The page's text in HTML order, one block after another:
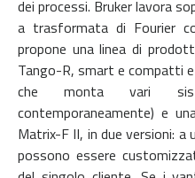
dei processi. Bruker lavora
a trasformata di Fourier
propone una linea di
Tango-R, smart e compatti
che monta vari
contemporaneamente) e
Matrix-F II, in due versioni:
possono essere